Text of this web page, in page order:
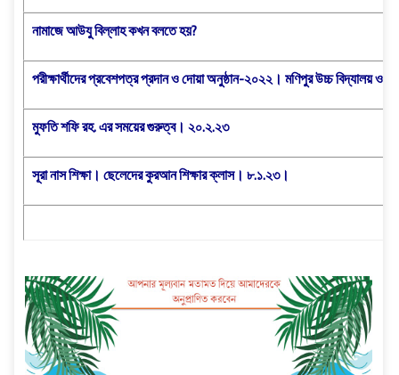
নামাজে আউযু বিল্লাহ কখন বলতে হয়?
পরীক্ষার্থীদের প্রবেশপত্র প্রদান ও দোয়া অনুষ্ঠান-২০২২। মণিপুর উচ্চ বিদ্যালয় ও
মুফতি শফি রহ. এর সময়ের গুরুত্ব। ২০.২.২৩
সূরা নাস শিক্ষা। ছেলেদের কুরআন শিক্ষার ক্লাস। ৮.১.২৩।